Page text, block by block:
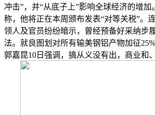
冲击”，并“从底子上”影响全球经济的增加
称，他将正在本周颁布发表“对等关税”。
领人及官员纷纷暗示，曾经预备好采纳步
法。就良图划对所有输美钢铝产物加征
郭嘉昆10日强调，搞从义没有出，商业和